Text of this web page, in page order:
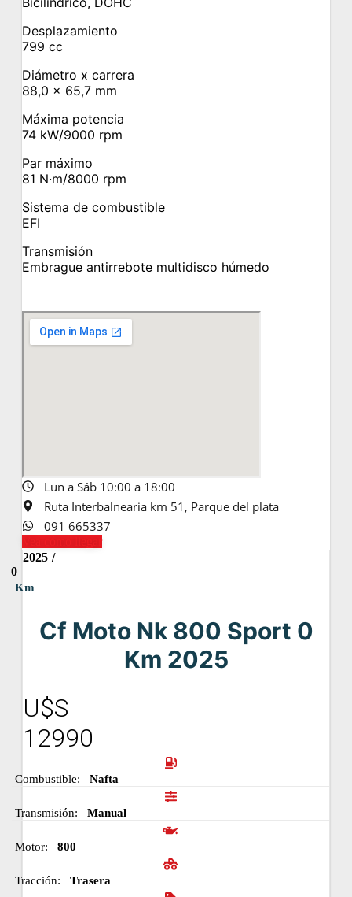
Desplazamiento
799 cc
Diámetro x carrera
88,0 × 65,7 mm
Máxima potencia
74 kW/9000 rpm
Par máximo
81 N·m/8000 rpm
Sistema de combustible
EFI
Transmisión
Embrague antirrebote multidisco húmedo
Lun a Sáb 10:00 a 18:00
Ruta Interbalnearia km 51, Parque del plata
091 665337
2025 /
0
Km
Cf Moto Nk 800 Sport 0
Km 2025
U$S
12990
Combustible: Nafta
Transmisión: Manual
Motor: 800
Tracción: Trasera